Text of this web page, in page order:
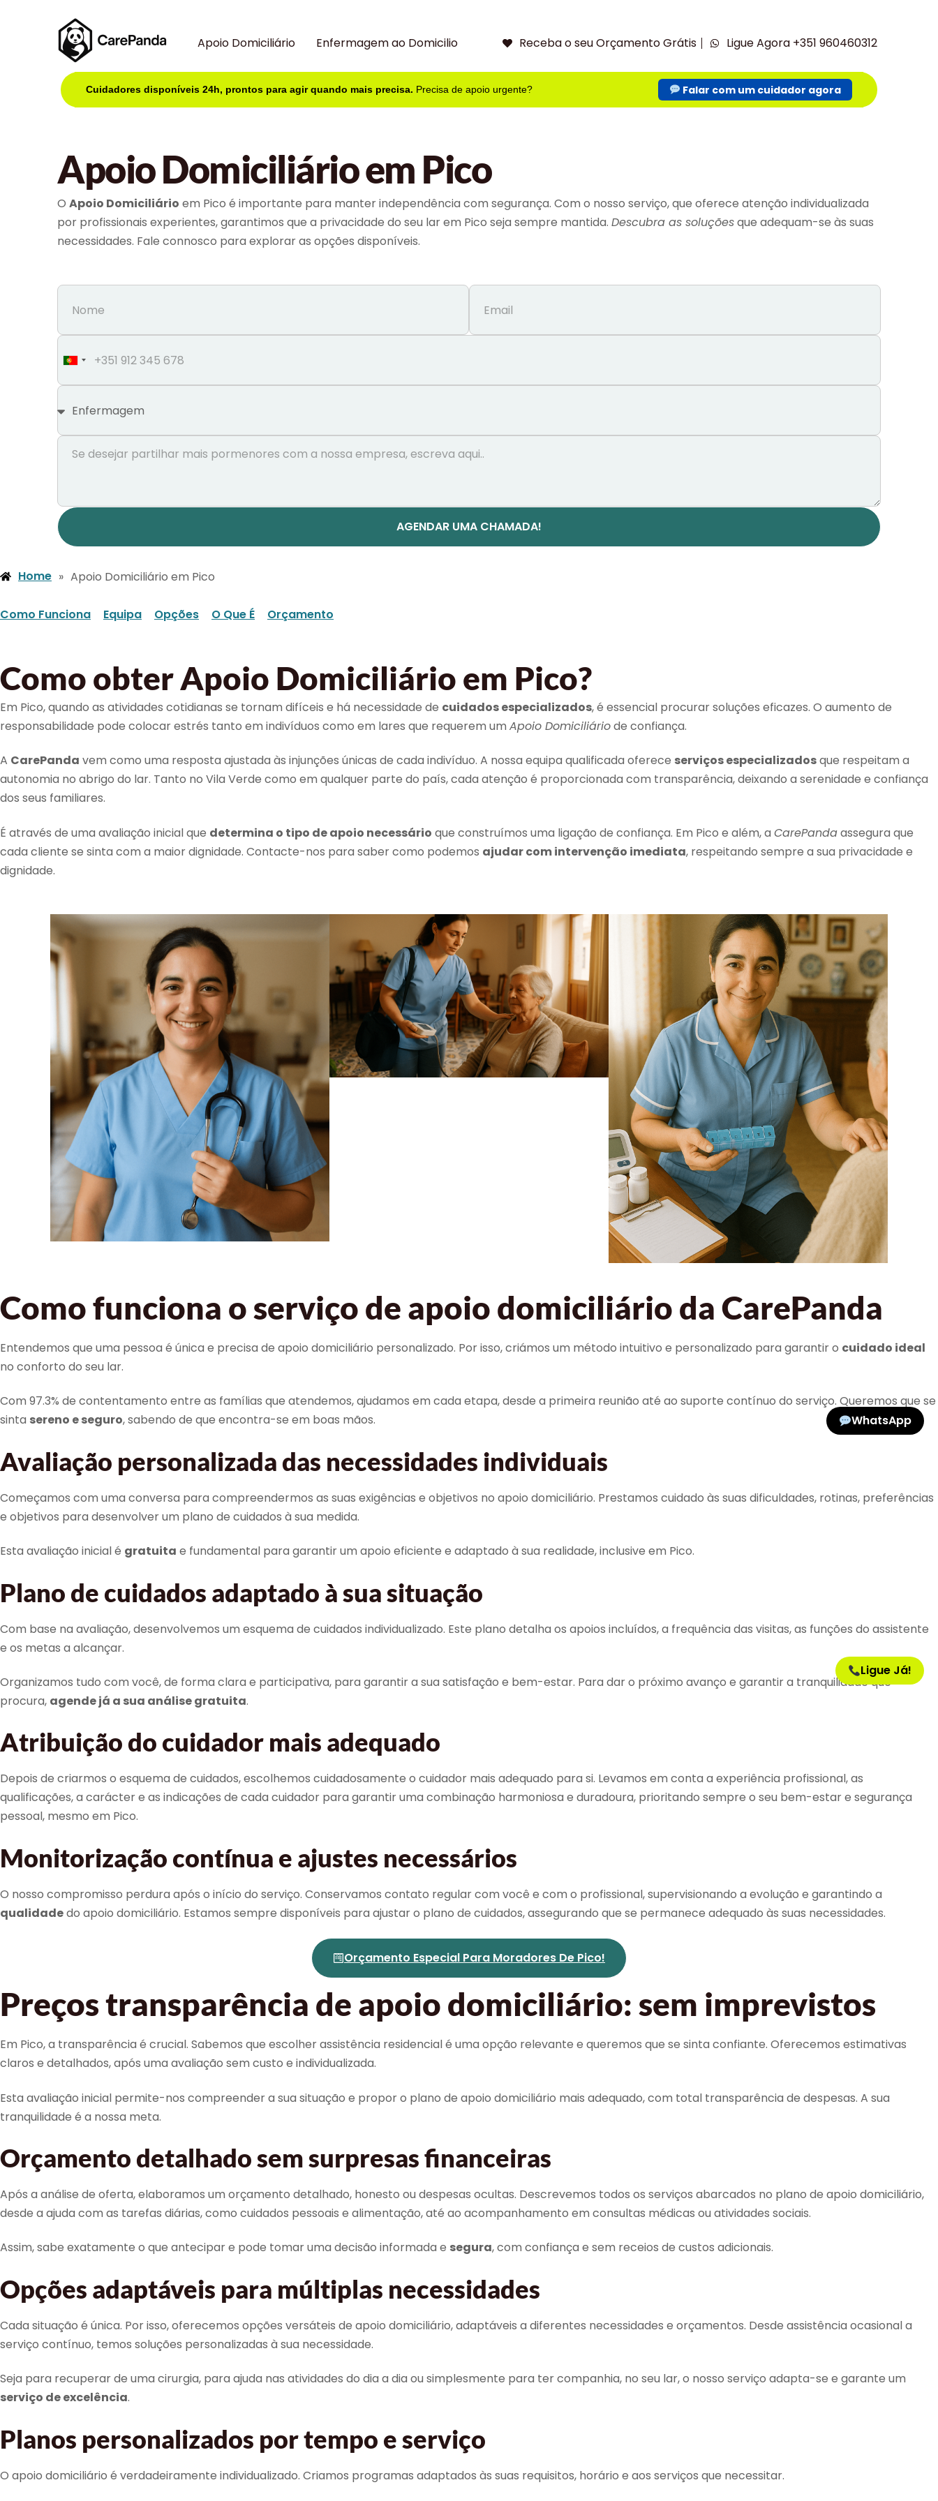
Apoio Domiciliário Enfermagem ao Domicilio Receba o seu Orçamento Grátis Ligue Agora +351 960460312
Cuidadores disponíveis 24h, prontos para agir quando mais precisa. Precisa de apoio urgente? Falar com um cuidador agora
Apoio Domiciliário em Pico
O Apoio Domiciliário em Pico é importante para manter independência com segurança. Com o nosso serviço, que oferece atenção individualizada
por profissionais experientes, garantimos que a privacidade do seu lar em Pico seja sempre mantida. Descubra as soluçõesque adequam-se às suas
necessidades. Fale connosco para explorar as opções disponíveis.
Portugal
+351
AGENDAR UMA CHAMADA!
Home » Apoio Domiciliário em Pico
Como Funciona Equipa Opções O Que É Orçamento
Como obter Apoio Domiciliário em Pico?
Em Pico, quando as atividades cotidianas se tornam difíceis e há necessidade de cuidados especializados, é essencial procurar soluções eficazes. O aumento de
responsabilidade pode colocar estrés tanto em indivíduos como em lares que requerem um Apoio Domiciliáriode confiança.
A CarePanda vem como uma resposta ajustada às injunções únicas de cada indivíduo. A nossa equipa qualificada oferece serviços especializadosque respeitam a
autonomia no abrigo do lar. Tanto no Vila Verde como em qualquer parte do país, cada atenção é proporcionada com transparência, deixando a serenidade e confiança
dos seus familiares.
É através de uma avaliação inicial que determina o tipo de apoio necessário que construímos uma ligação de confiança. Em Pico e além, a CarePandaassegura que
cada cliente se sinta com a maior dignidade. Contacte-nos para saber como podemos ajudar com intervenção imediata, respeitando sempre a sua privacidade e
dignidade.
Como funciona o serviço de apoio domiciliário da CarePanda
Entendemos que uma pessoa é única e precisa de apoio domiciliário personalizado. Por isso, criámos um método intuitivo e personalizado para garantir o cuidado ideal
no conforto do seu lar.
Com 97.3% de contentamento entre as famílias que atendemos, ajudamos em cada etapa, desde a primeira reunião até ao suporte contínuo do serviço. Queremos que se
sinta sereno e seguro, sabendo de que encontra-se em boas mãos.
Avaliação personalizada das necessidades individuais
Começamos com uma conversa para compreendermos as suas exigências e objetivos no apoio domiciliário. Prestamos cuidado às suas dificuldades, rotinas, preferências
e objetivos para desenvolver um plano de cuidados à sua medida.
Esta avaliação inicial é gratuita e fundamental para garantir um apoio eficiente e adaptado à sua realidade, inclusive em Pico.
Plano de cuidados adaptado à sua situação
Com base na avaliação, desenvolvemos um esquema de cuidados individualizado. Este plano detalha os apoios incluídos, a frequência das visitas, as funções do assistente
e os metas a alcançar.
Organizamos tudo com você, de forma clara e participativa, para garantir a sua satisfação e bem-estar. Para dar o próximo avanço e garantir a tranquilidade que
procura, agende já a sua análise gratuita.
Atribuição do cuidador mais adequado
Depois de criarmos o esquema de cuidados, escolhemos cuidadosamente o cuidador mais adequado para si. Levamos em conta a experiência profissional, as
qualificações, a carácter e as indicações de cada cuidador para garantir uma combinação harmoniosa e duradoura, prioritando sempre o seu bem-estar e segurança
pessoal, mesmo em Pico.
Monitorização contínua e ajustes necessários
O nosso compromisso perdura após o início do serviço. Conservamos contato regular com você e com o profissional, supervisionando a evolução e garantindo a
qualidadedo apoio domiciliário. Estamos sempre disponíveis para ajustar o plano de cuidados, assegurando que se permanece adequado às suas necessidades.
Orçamento Especial Para Moradores De Pico!
Preços transparência de apoio domiciliário: sem imprevistos
Em Pico, a transparência é crucial. Sabemos que escolher assistência residencial é uma opção relevante e queremos que se sinta confiante. Oferecemos estimativas
claros e detalhados, após uma avaliação sem custo e individualizada.
Esta avaliação inicial permite-nos compreender a sua situação e propor o plano de apoio domiciliário mais adequado, com total transparência de despesas. A sua
tranquilidade é a nossa meta.
Orçamento detalhado sem surpresas financeiras
Após a análise de oferta, elaboramos um orçamento detalhado, honesto ou despesas ocultas. Descrevemos todos os serviços abarcados no plano de apoio domiciliário,
desde a ajuda com as tarefas diárias, como cuidados pessoais e alimentação, até ao acompanhamento em consultas médicas ou atividades sociais.
Assim, sabe exatamente o que antecipar e pode tomar uma decisão informada e segura, com confiança e sem receios de custos adicionais.
Opções adaptáveis para múltiplas necessidades
Cada situação é única. Por isso, oferecemos opções versáteis de apoio domiciliário, adaptáveis a diferentes necessidades e orçamentos. Desde assistência ocasional a
serviço contínuo, temos soluções personalizadas à sua necessidade.
Seja para recuperar de uma cirurgia, para ajuda nas atividades do dia a dia ou simplesmente para ter companhia, no seu lar, o nosso serviço adapta-se e garante um
serviço de excelência.
Planos personalizados por tempo e serviço
O apoio domiciliário é verdadeiramente individualizado. Criamos programas adaptados às suas requisitos, horário e aos serviços que necessitar.
WhatsApp
Ligue Já!